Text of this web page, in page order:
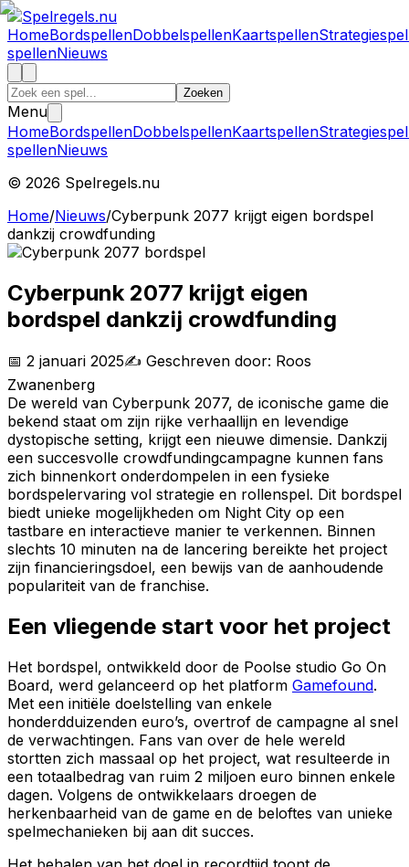
HomeBordspellenDobbelspellenKaartspellen
spellenNieuws
Zoeken
Menu
HomeBordspellenDobbelspellenKaartspellen
spellenNieuws
© 2026 Spelregels.nu
Home/Nieuws/Cyberpunk 2077 krijgt eigen bordspel
dankzij crowdfunding
Cyberpunk 2077 krijgt eigen
bordspel dankzij crowdfunding
📅 2 januari 2025✍️ Geschreven door: Roos
Zwanenberg
De wereld van Cyberpunk 2077, de iconische game die
bekend staat om zijn rijke verhaallijn en levendige
dystopische setting, krijgt een nieuwe dimensie. Dankzij
een succesvolle crowdfundingcampagne kunnen fans
zich binnenkort onderdompelen in een fysieke
bordspelervaring vol strategie en rollenspel. Dit bordspel
biedt unieke mogelijkheden om Night City op een
tastbare en interactieve manier te verkennen. Binnen
slechts 10 minuten na de lancering bereikte het project
zijn financieringsdoel, een bewijs van de aanhoudende
populariteit van de franchise.
Een vliegende start voor het project
Het bordspel, ontwikkeld door de Poolse studio Go On
Board, werd gelanceerd op het platform Gamefound.
Met een initiële doelstelling van enkele
honderdduizenden euro’s, overtrof de campagne al snel
de verwachtingen. Fans van over de hele wereld
stortten zich massaal op het project, wat resulteerde in
een totaalbedrag van ruim 2 miljoen euro binnen enkele
dagen. Volgens de ontwikkelaars droegen de
herkenbaarheid van de game en de beloftes van unieke
spelmechanieken bij aan dit succes.